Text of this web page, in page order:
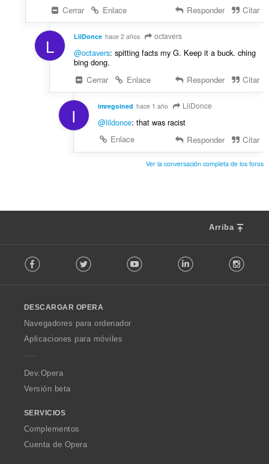
Cerrar
Enlace Responder Citar
L LilDonce hace 2 años octavers
@octavers: spitting facts my G. Keep it a buck. ching
bing dong.
Cerrar
Enlace Responder Citar
I imregoined hace 1 año LilDonce
@lildonce: that was racist
Enlace
Responder Citar
Ver la conversación completa de los foros
Arriba
o
w
O
p
a
Facebook Twitter Youtube LinkedIn
DESCARGAR OPERA
Navegadores para ordenador
Aplicaciones para móviles
Dev.Opera
Versión beta
SERVICIOS
Complementos
Cuenta de Opera